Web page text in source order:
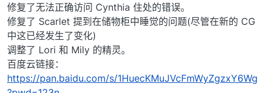
修复了无法正确访问 Cynthia 住处的错误。
修复了 Scarlet 提到在储物柜中睡觉的问题(尽管在新的 CG
中这已经发生了变化)
调整了 Lori 和 Mily 的精灵。
百度云链接：
https://pan.baidu.com/s/1HuecKMuJVcFmWyZgzxY6Wg